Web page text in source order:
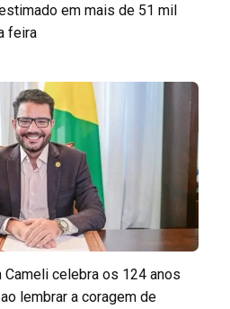
em mais de 51 mil
feira
Cameli celebra os 124 anos
lembrar a coragem de